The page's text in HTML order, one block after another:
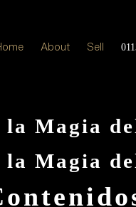
About Sell
la Magia
la Magia